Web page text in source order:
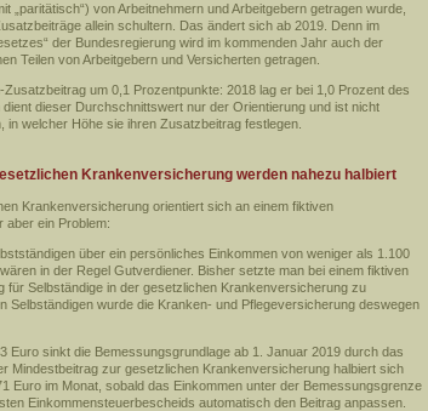
„paritätisch“) von Arbeitnehmern und Arbeitgebern getragen wurde,
allein schultern. Das ändert sich ab 2019. Denn im
der Bundesregierung wird im kommenden Jahr auch der
Teilen von Arbeitgebern und Versicherten getragen.
um 0,1 Prozentpunkte: 2018 lag er bei 1,0 Prozent des
dieser Durchschnittswert nur der Orientierung und ist nicht
welcher Höhe sie ihren Zusatzbeitrag festlegen.
Krankenversicherung werden nahezu halbiert
Krankenversicherung orientiert sich an einem fiktiven
aber ein Problem:
über ein persönliches Einkommen von weniger als 1.100
in der Regel Gutverdiener. Bisher setzte man bei einem fiktiven
für Selbständige in der gesetzlichen Krankenversicherung zu
Selbständigen wurde die Kranken- und Pflegeversicherung deswegen
Euro sinkt die Bemessungsgrundlage ab 1. Januar 2019 durch das
Mindestbeitrag zur gesetzlichen Krankenversicherung halbiert sich
Euro im Monat, sobald das Einkommen unter der Bemessungsgrenze
Einkommensteuerbescheids automatisch den Beitrag anpassen.